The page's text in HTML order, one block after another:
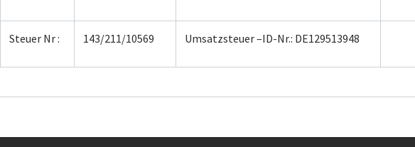
Steuer Nr : 143/211/10569 Umsatzsteuer –ID-Nr.: DE129513948